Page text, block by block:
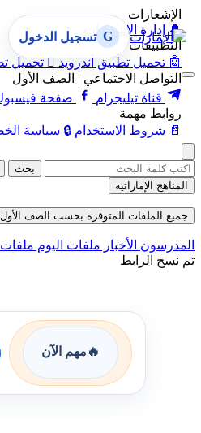
الإشعارات
🔔 إدارة الإشعارات
التطبيقات
🤖 تحميل تطبيق أندرويد  تحميل
التواصل الاجتماعي | الصف الأول
قناة تيليجرام
صفحة
روابط مهمة
📄 شروط الاستخدام 🔒 سياسة
G تسجيل الدخول
بحث
المناهج الإماراتية
جميع الملفات المتوفرة بحسب الصف الأول
المدرسون الأخبار ملفات اليوم
تم نسخ الرابط
🔥 مهم الآن